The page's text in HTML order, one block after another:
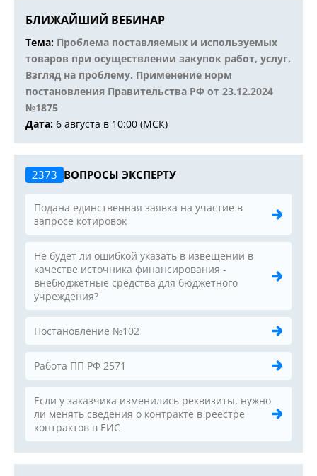
БЛИЖАЙШИЙ ВЕБИНАР
Тема: Проблема поставляемых и используемых
товаров при осуществлении закупок работ, услуг.
Взгляд на проблему. Применение норм
постановления Правительства РФ от 23.12.2024
№1875
Дата: 6 августа в 10:00 (МСК)
2373 ВОПРОСЫ ЭКСПЕРТУ
Подана единственная заявка на участие в
запросе котировок
Не будет ли ошибкой указать в извещении в
качестве источника финансирования -
внебюджетные средства для бюджетного
учреждения?
Постановление №102
Работа ПП РФ 2571
Если у заказчика изменились реквизиты, нужно
ли менять сведения о контракте в реестре
контрактов в ЕИС